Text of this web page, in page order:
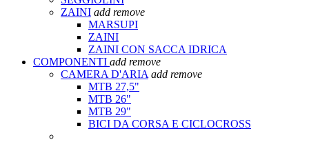
ZAINI add remove
MARSUPI
ZAINI
ZAINI CON SACCA IDRICA
COMPONENTI add remove
CAMERA D'ARIA add remove
MTB 27,5"
MTB 26"
MTB 29"
BICI DA CORSA E CICLOCROSS